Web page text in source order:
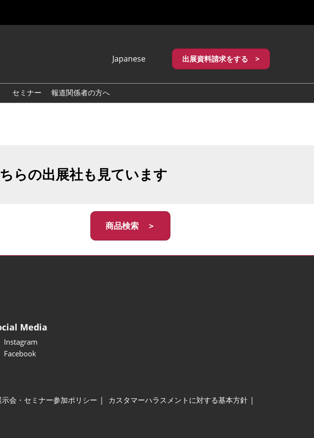
Japanese
English
繁體中文
出展資料請求をする >
・来場ガイド
セミナー 報道関係者の方へ
らの出展社も見ています
商品検索 ＞
Media
Instagram
Facebook
示会・セミナー参加ポリシー
カスタマーハラスメントに対する基本方針